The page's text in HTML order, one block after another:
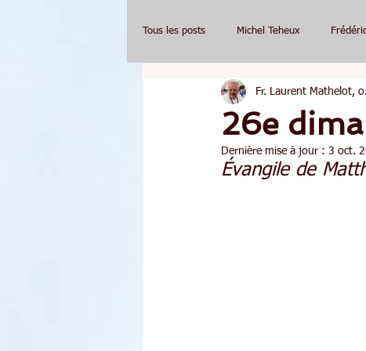
Tous les posts Michel Teheux
26e
Fr. Laurent Mathelot,
Dernière mise à jour : 3 oct.
Évangile de